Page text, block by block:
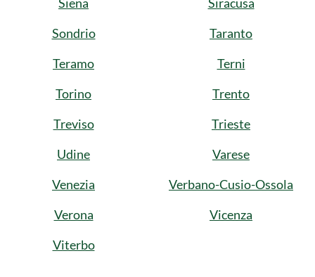
Sondrio
Taranto
Teramo
Terni
Torino
Trento
Treviso
Trieste
Udine
Varese
Venezia
Verbano-Cusio-Ossola
Verona
Vicenza
Viterbo